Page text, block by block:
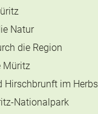
Natur
die Region
Müritz
Hirschbrunft im
Nationalpark